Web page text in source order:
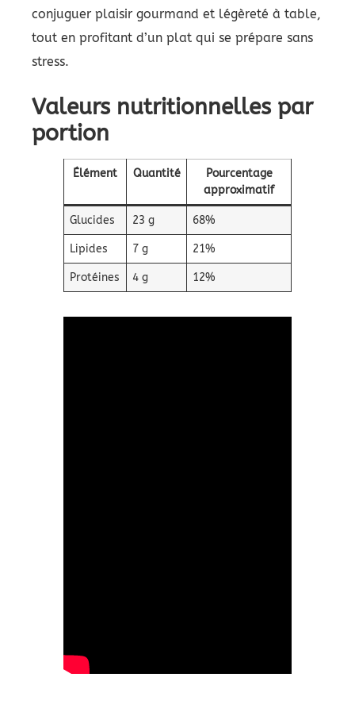
conjuguer plaisir gourmand et légèreté à table,
tout en profitant d’un plat qui se prépare sans
stress.
Valeurs nutritionnelles par
portion
Élément Quantité
Pourcentage
approximatif
Glucides 23 g 68%
Lipides 7 g 21%
Protéines 4 g 12%